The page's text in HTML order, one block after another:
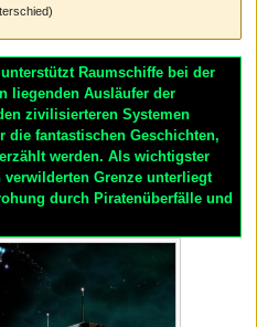
Raumschiffe bei der
liegenden Ausläufer der
zivilisierteren Systemen
fantastischen Geschichten,
werden. Als wichtigster
Grenze unterliegt
durch Piratenüberfälle und